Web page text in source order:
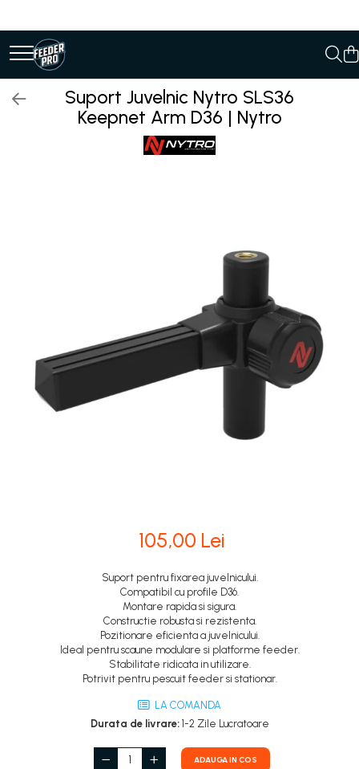
Suport Juvelnic Nytro SLS36
Keepnet Arm D36 | Nytro
105,00 Lei
Suport pentru fixarea juvelnicului.
Compatibil cu profile D36.
Montare rapida si sigura.
Constructie robusta si rezistenta.
Pozitionare eficienta a juvelnicului.
Ideal pentru scaune modulare si platforme feeder.
Stabilitate ridicata in utilizare.
Potrivit pentru pescuit feeder si stationar.
LA COMANDA
Durata de livrare:1-2 Zile Lucratoare
ADAUGA IN COS